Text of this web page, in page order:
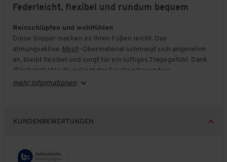
Federleicht, flexibel und rundum bequem
Reinschlüpfen und wohlfühlen
Diese Slipper machen es Ihren Füßen leicht. Das
atmungsaktive Mesh -Obermaterial schmiegt sich angenehm
an, bleibt flexibel und sorgt für ein luftiges Tragegefühl. Dank
Ripsbandschlaufe gelingt der Einstieg besonders
unkompliziert – ideal, wenn es schnell gehen soll.
Ihrer Fußform an und dämpft jeden Schritt angenehm. So
mehr Informationen
KUNDENBEWERTUNGEN